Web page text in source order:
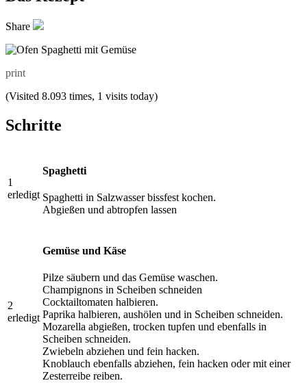
Share
print
(Visited 8.093 times, 1 visits today)
Schritte
1
erledigt
Spaghetti
Spaghetti in Salzwasser bissfest kochen.
Abgießen und abtropfen lassen
2
erledigt
Gemüse und Käse
Pilze säubern und das Gemüse waschen.
Champignons in Scheiben schneiden
Cocktailtomaten halbieren.
Paprika halbieren, aushölen und in Scheiben schneiden.
Mozarella abgießen, trocken tupfen und ebenfalls in
Scheiben schneiden.
Zwiebeln abziehen und fein hacken.
Knoblauch ebenfalls abziehen, fein hacken oder mit einer
Zesterreibe reiben.